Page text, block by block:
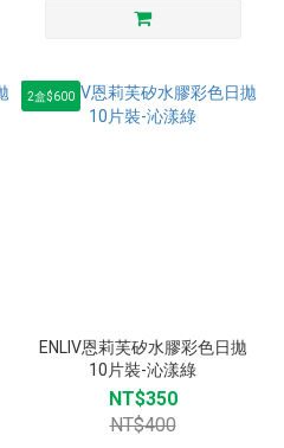
2盒$600
ENLIV恩莉芙矽水膠彩色日拋
10片裝-沁漾綠
NT$350
NT$400